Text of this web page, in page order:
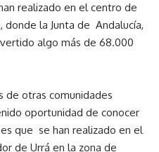
realizado en el centro de
la Junta de Andalucía,
algo más de 68.000
de otras comunidades
oportunidad de conocer
que se han realizado en el
de Urrá en la zona de